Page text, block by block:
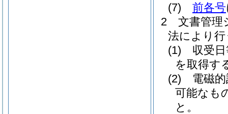
(7)
前各号
2
文書管理
法により
(1)
収受
を取得す
(2)
電磁
可能なも
と。